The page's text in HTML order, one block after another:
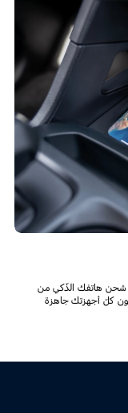
شحن هاتفك الذّكي من
كلّ أجهزتك جاهزة